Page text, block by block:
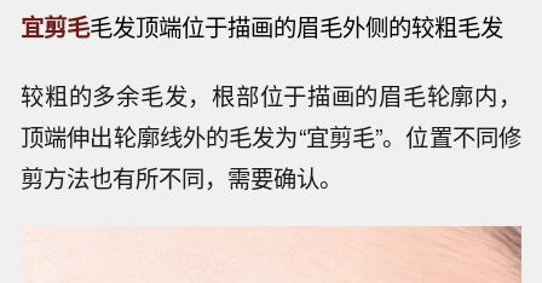
宜剪毛毛发顶端位于描画的眉毛外侧的较粗毛发
较粗的多余毛发，根部位于描画的眉毛轮廓内，
顶端伸出轮廓线外的毛发为“宜剪毛”。位置不同修
剪方法也有所不同，需要确认。